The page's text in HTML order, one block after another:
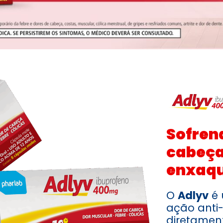
O Adlyv é
ação